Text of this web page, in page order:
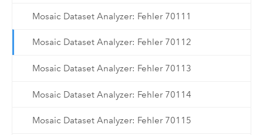
Mosaic Dataset Analyzer: Fehler 70111
Mosaic Dataset Analyzer: Fehler 70112
Mosaic Dataset Analyzer: Fehler 70113
Mosaic Dataset Analyzer: Fehler 70114
Mosaic Dataset Analyzer: Fehler 70115